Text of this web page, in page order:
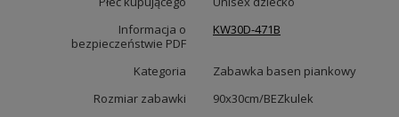
Informacja o
bezpieczeństwie PDF
KW30D-471B
Kategoria
Zabawka basen piankowy
Rozmiar zabawki
90x30cm/BEZkulek